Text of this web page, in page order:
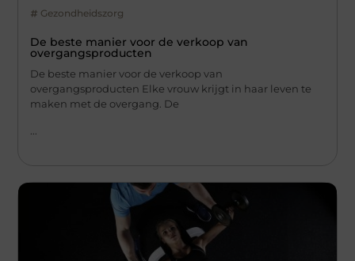
Gezondheidszorg
De beste manier voor de verkoop van
overgangsproducten
De beste manier voor de verkoop van
overgangsproducten Elke vrouw krijgt in haar leven te
maken met de overgang. De